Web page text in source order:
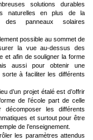
solutions durables
naturelles en plus de la
des panneaux solaires
possible au sommet de
la vue au-dessus des
et afin de souligner la forme
aussi pour obtenir une
à faciliter les différents
d’un projet étalé est d’offrir
de l’école part de celle
décomposer les différents
et surtout pour être
de l’enseignement.
les paramètres attendus